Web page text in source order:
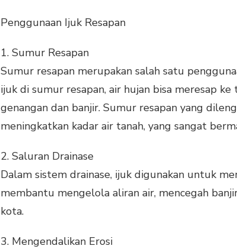
Penggunaan Ijuk Resapan
1. Sumur Resapan
Sumur resapan merupakan salah satu
ijuk di sumur resapan, air hujan bisa meresap
genangan dan banjir. Sumur resapan yang
meningkatkan kadar air tanah, yang sangat
2. Saluran Drainase
Dalam sistem drainase, ijuk digunakan untuk
membantu mengelola aliran air, mencegah
kota.
3. Mengendalikan Erosi